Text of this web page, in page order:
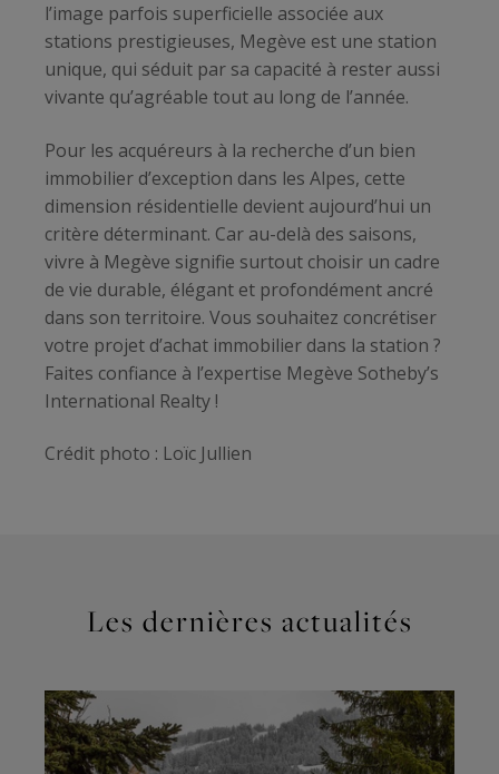
l’image parfois superficielle associée aux
stations prestigieuses, Megève est une station
unique, qui séduit par sa capacité à rester aussi
vivante qu’agréable tout au long de l’année.
Pour les acquéreurs à la recherche d’un bien
immobilier d’exception dans les Alpes, cette
dimension résidentielle devient aujourd’hui un
critère déterminant. Car au-delà des saisons,
vivre à Megève signifie surtout choisir un cadre
de vie durable, élégant et profondément ancré
dans son territoire. Vous souhaitez concrétiser
votre projet d’achat immobilier dans la station ?
Faites confiance à l’expertise Megève Sotheby’s
International Realty !
Crédit photo : Loïc Jullien
Les dernières actualités